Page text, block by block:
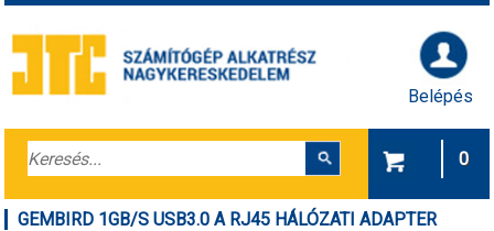
Belépés
0
GEMBIRD 1GB/S USB3.0 A RJ45 HÁLÓZATI ADAPTER